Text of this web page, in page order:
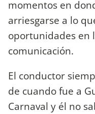
momentos en
arriesgarse a lo
oportunidades en
comunicación.
El conductor
de cuando fue a
Carnaval y él no